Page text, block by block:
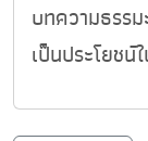
บทความธรร
เป็นประโยชน์